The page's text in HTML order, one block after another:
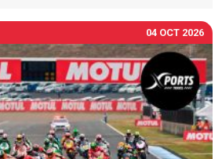
04 OCT 2026